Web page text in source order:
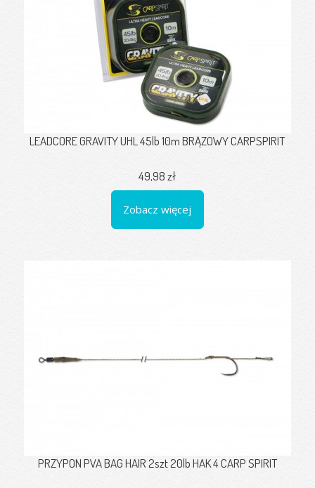
LEADCORE GRAVITY UHL 45lb 10m BRĄZOWY CARPSPIRIT
49,98 zł
Zobacz więcej
PRZYPON PVA BAG HAIR 2szt 20lb HAK 4 CARP SPIRIT